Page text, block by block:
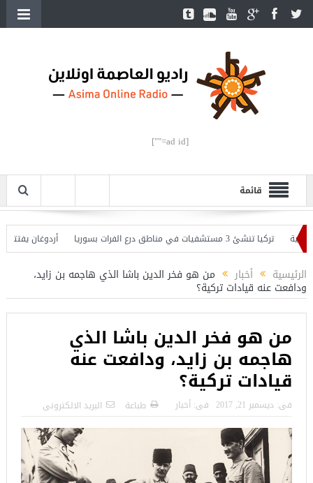
[ad id=""]
قائمة
تركيا تنشئ 3 مستشفيات في مناطق درع الفرات بسوريا
أردوغان يفتتح القسم
الرئيسية أخبار من هو فخر الدين باشا الذي هاجمه بن زايد،
ودافعت عنه قيادات تركية؟
من هو فخر الدين باشا الذي
هاجمه بن زايد، ودافعت عنه
قيادات تركية؟
فى: ديسمبر 21, 2017 فى: أخبار طباعة البريد الالكترونى